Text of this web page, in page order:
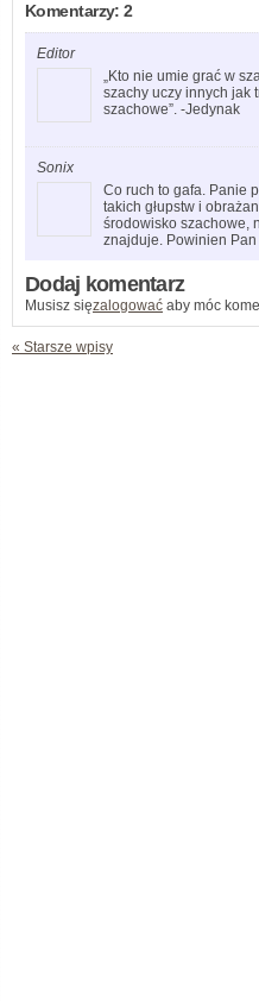
Komentarzy: 2
Editor
„Kto nie umie grać w
szachy uczy innych jak
szachowe”. -Jedynak
Sonix
Co ruch to gafa. Panie
takich głupstw i
środowisko szachowe,
znajduje. Powinien
Dodaj komentarz
Musisz sięzalogować aby móc
« Starsze wpisy